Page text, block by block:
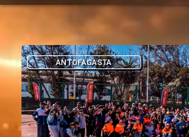
DEPORTES